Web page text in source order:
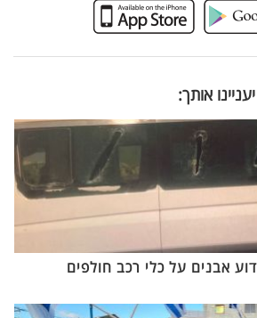
אותך:
אבנים על כלי רכב חולפים